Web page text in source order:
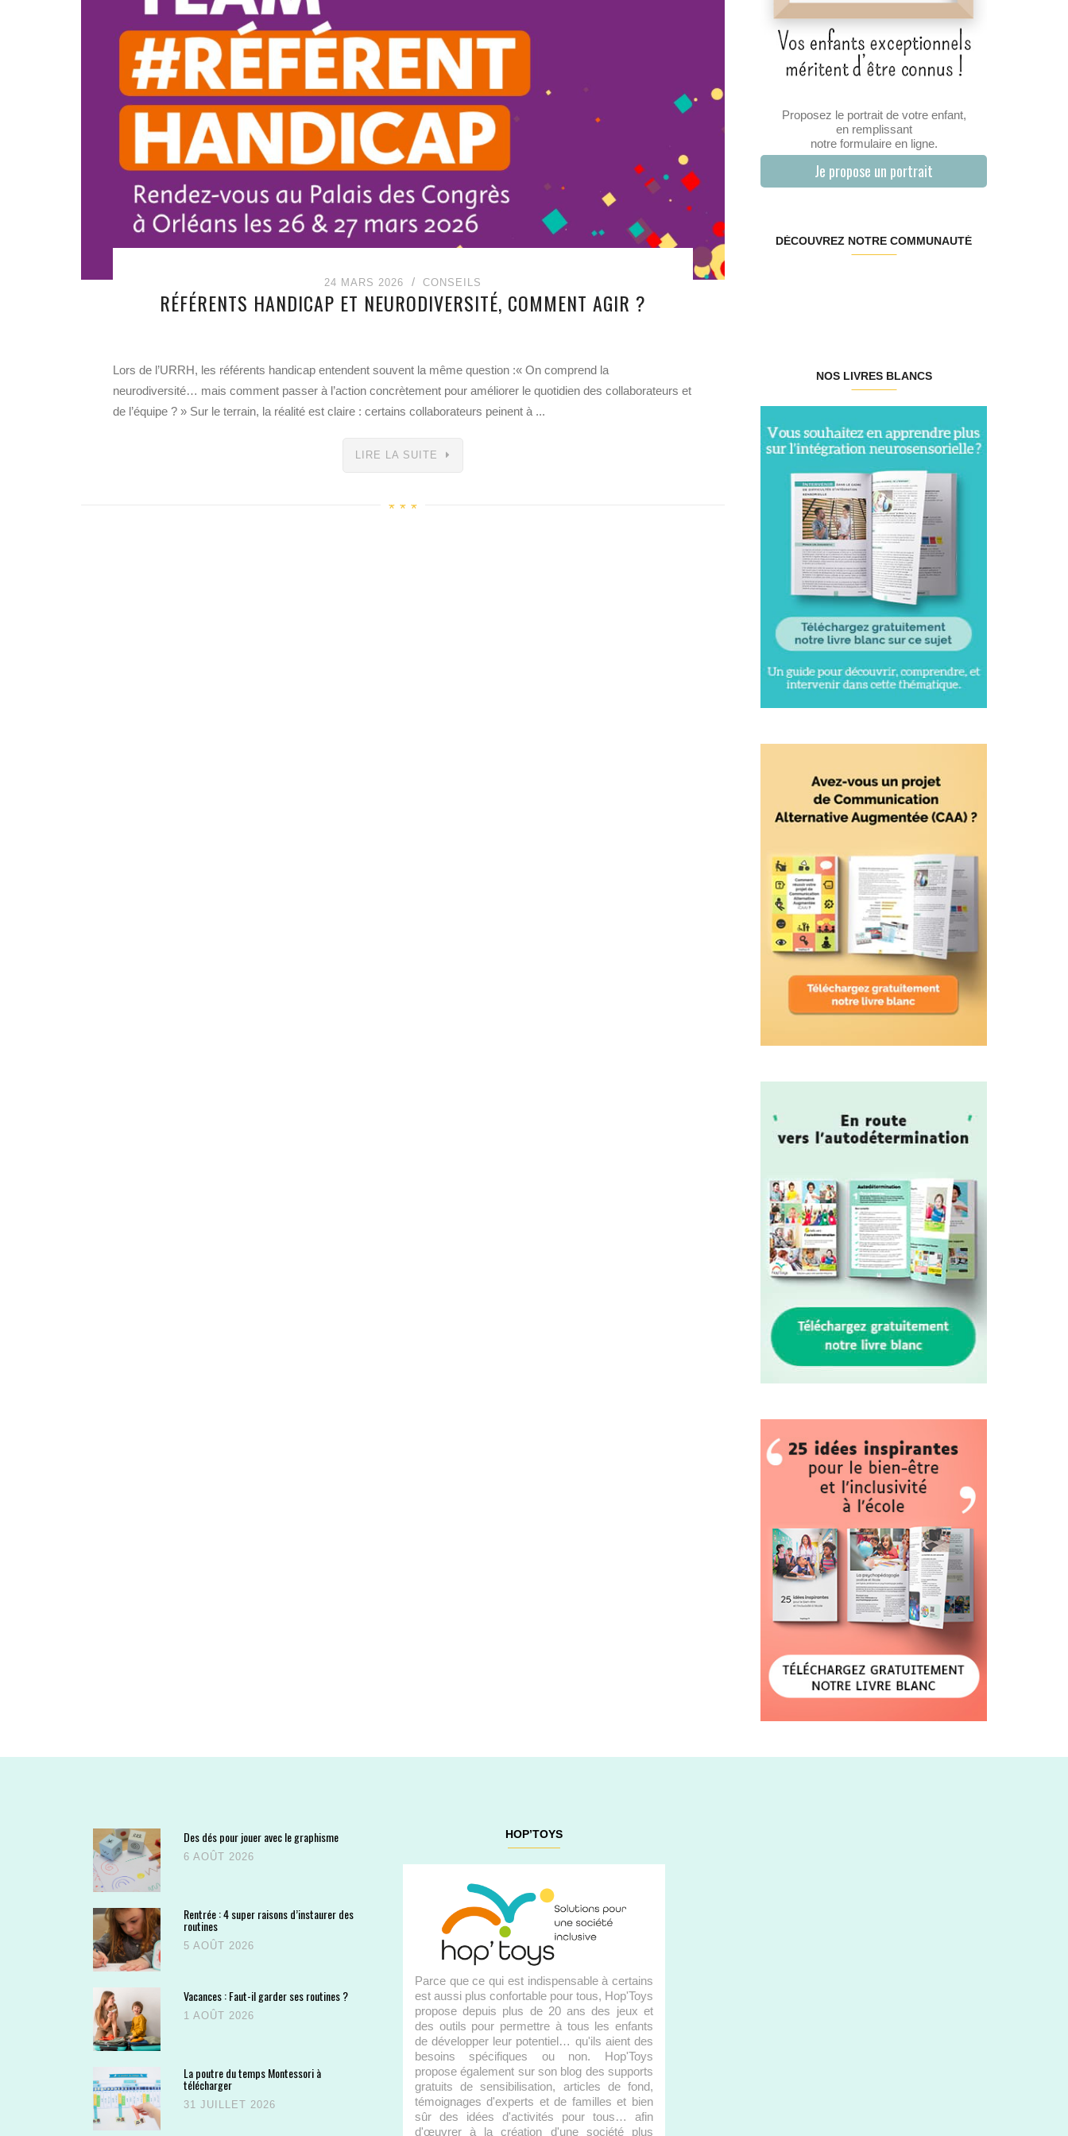
24 MARS 2026 CONSEILS
RÉFÉRENTS HANDICAP ET NEURODIVERSITÉ, COMMENT AGIR ?
Lors de l’URRH, les référents handicap entendent souvent la même question :« On comprend la
neurodiversité… mais comment passer à l’action concrètement pour améliorer le quotidien des collaborateurs et
de l’équipe ? » Sur le terrain, la réalité est claire : certains collaborateurs peinent à ...
LIRE LA SUITE
Proposez le portrait de votre enfant,
en remplissant
notre formulaire en ligne.
Je propose un portrait
DÉCOUVREZ NOTRE COMMUNAUTÉ
NOS LIVRES BLANCS
Des dés pour jouer avec le graphisme
6 AOÛT 2026
Rentrée : 4 super raisons d’instaurer des
routines
5 AOÛT 2026
Vacances : Faut-il garder ses routines ?
1 AOÛT 2026
La poutre du temps Montessori à
télécharger
31 JUILLET 2026
HOP’TOYS
Parce que ce qui est indispensable à certains
est aussi plus confortable pour tous, Hop'Toys
propose depuis plus de 20 ans des jeux et
des outils pour permettre à tous les enfants
de développer leur potentiel… qu'ils aient des
besoins spécifiques ou non. Hop'Toys
propose également sur son blog des supports
gratuits de sensibilisation, articles de fond,
témoignages d'experts et de familles et bien
sûr des idées d'activités pour tous… afin
d'œuvrer à la création d'une société plus